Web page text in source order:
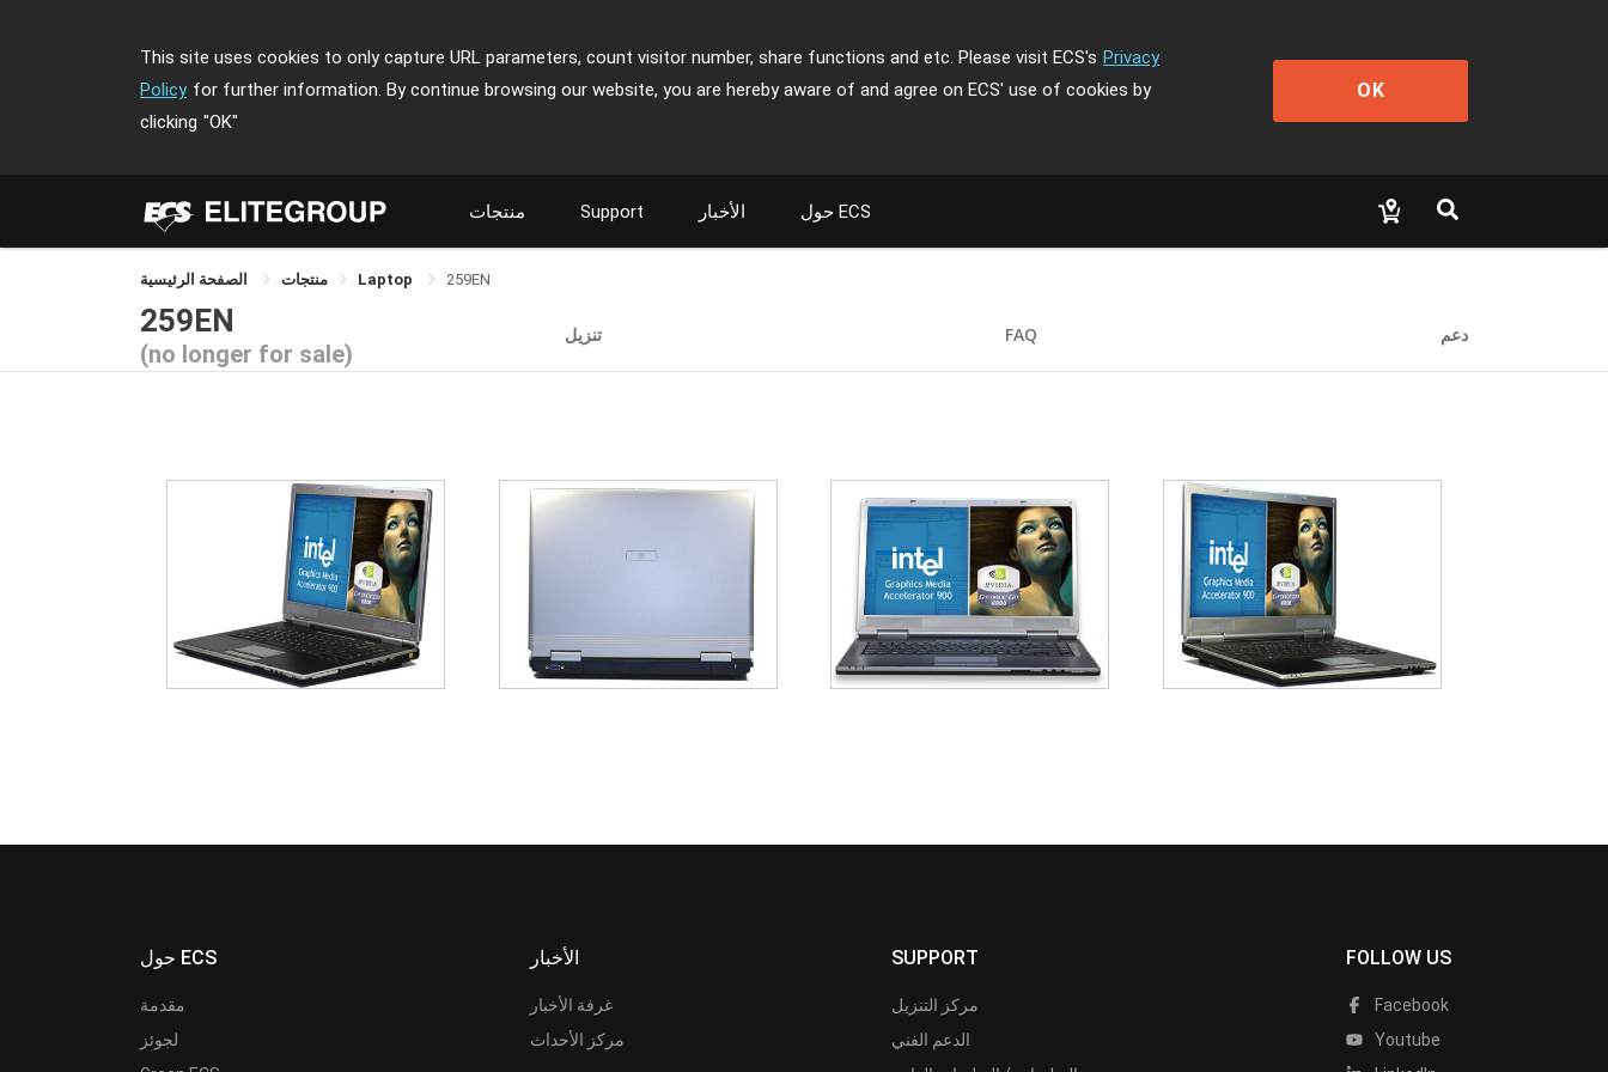
This site uses cookies to only capture URL parameters, count visitor number, share functions and etc. Please visit ECS's Privacy
Policy for further information. By continue browsing our website, you are hereby aware of and agree on ECS' use of cookies by
clicking "OK"
OK
منتجات Support الأخبار حول ECS
منتجات Laptop 259EN
259EN
(no longer for sale)
تنزيل FAQ دعم
حول ECS
مقدمة
لجوئز
الأخبار
غرفة الأخبار
مركز الأحداث
SUPPORT
مركز التنزيل
الدعم الفني
FOLLOW US
Facebook
Youtube